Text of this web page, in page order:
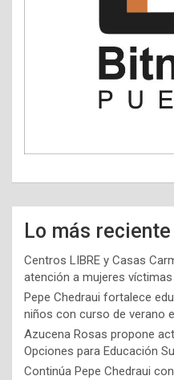
Lo más reciente
Centros LIBRE y Casas
atención a mujeres
Pepe Chedraui fortalece
niños con curso de verano
Azucena Rosas propone
Opciones para Educación
Continúa Pepe Chedraui